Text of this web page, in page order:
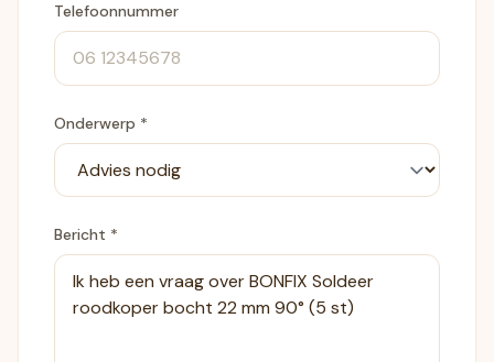
Telefoonnummer
Onderwerp *
Bericht *